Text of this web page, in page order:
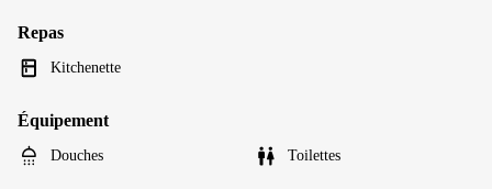
Repas
Kitchenette
Équipement
Douches Toilettes